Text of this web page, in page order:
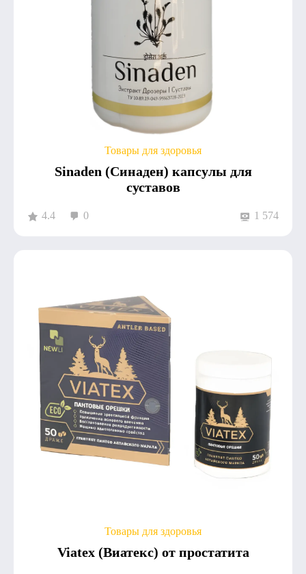
Товары для здоровья
Sinaden (Синаден) капсулы для
суставов
4.4 0 1 574
Товары для здоровья
Viatex (Виатекс) от простатита